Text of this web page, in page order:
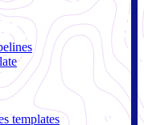
templates